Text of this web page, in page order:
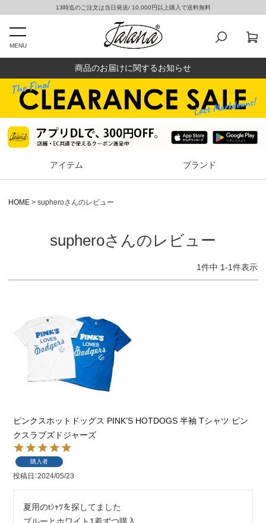
13時迄のご注文は当日発送/ 10,000円以上購入で送料無料
MENU
商品のお届けに関するお知らせ
アイテム ブランド
HOME supheroさんのレビュー
supheroさんのレビュー
1件中 1-1件表示
ピンクスホットドッグス PINK’S HOTDOGS 半袖 Tシャツ ピン
クスラブズドジャーズ
購入者
投稿日 2024/05/23
夏用のtｼｬﾂを探してました